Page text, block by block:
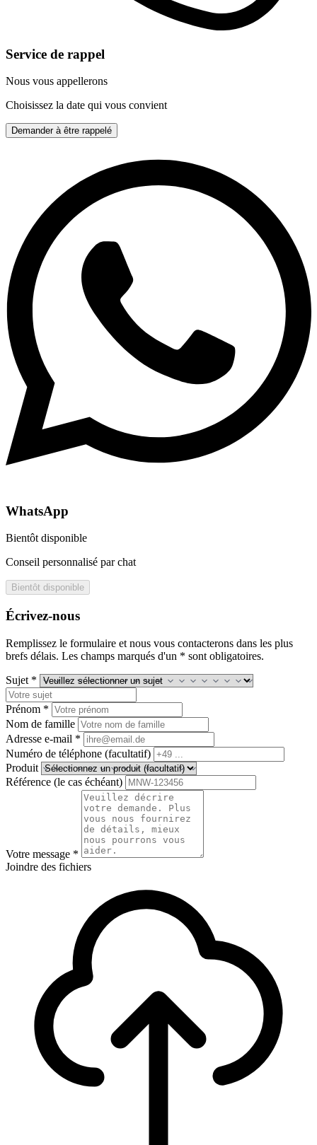
Service de rappel
Nous vous appellerons
Choisissez la date qui vous convient
Demander à être rappelé
WhatsApp
Bientôt disponible
Conseil personnalisé par chat
Bientôt disponible
Écrivez-nous
Remplissez le formulaire et nous vous contacterons dans les plus
brefs délais. Les champs marqués d'un * sont obligatoires.
Sujet *
Prénom *
Nom de famille
Adresse e-mail *
Numéro de téléphone (facultatif)
Produit
Référence (le cas échéant)
Votre message *
Joindre des fichiers